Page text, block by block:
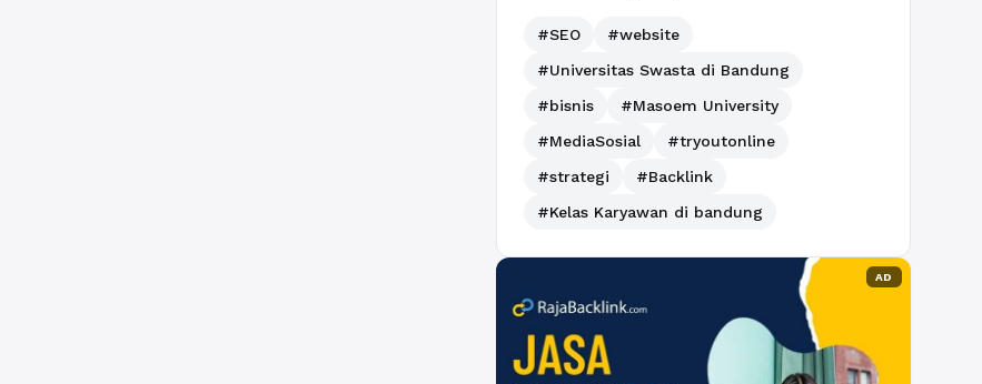
#SEO
#website
#Universitas Swasta di Bandung
#bisnis
#Masoem University
#MediaSosial
#tryoutonline
#strategi
#Backlink
#Kelas Karyawan di bandung
AD